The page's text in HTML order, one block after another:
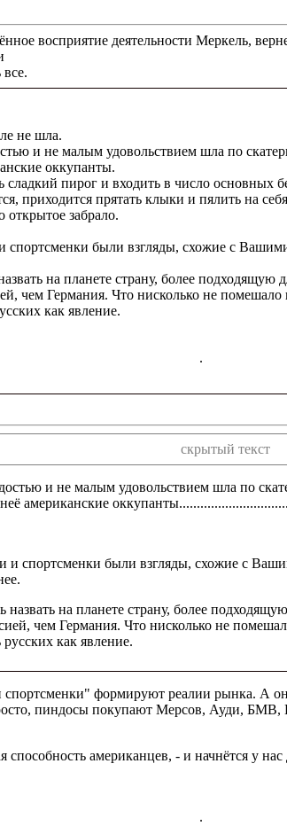
восприятие деятельности Меркель,
не шла.
и не малым удовольствием шла по
оккупанты.
сладкий пирог и входить в число основных
приходится прятать клыки и пялить на
открытое забрало.
спортсменки были взгляды, схожие с
на планете страну, более подходящую
чем Германия. Что нисколько не
как явление.
.
скрытый текст
и не малым удовольствием шла по
американские
и спортсменки были взгляды, схожие с
назвать на планете страну, более
чем Германия. Что нисколько не
как явление.
спортсменки" формируют реалии рынка. А
пиндосы покупают Мерсов, Ауди, БМВ,
способность американцев, - и начнётся у
.